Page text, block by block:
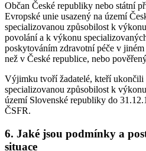
Občan České republiky nebo státní
Evropské unie usazený na území
specializovanou způsobilost k
povolání a k výkonu
poskytováním zdravotní péče v
než v České republice, nebo
Výjimku tvoří žadatelé, kteří ukončili
specializovanou způsobilost k
území Slovenské republiky do
ČSFR.
6. Jaké jsou podmínky a
situace